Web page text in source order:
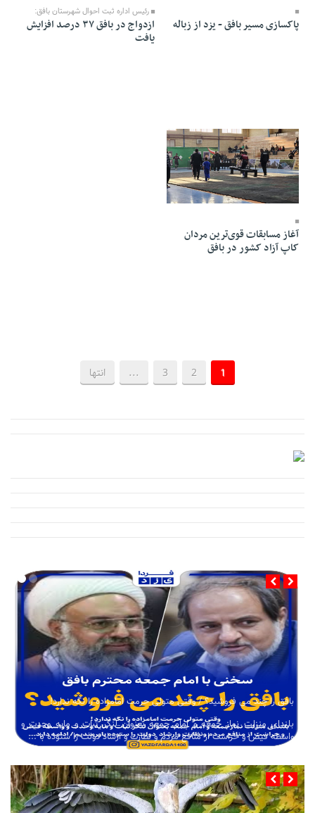
پاکسازی مسیر بافق - یزد از زباله
رئیس اداره ثبت احوال شهرستان بافق:
ازدواج در بافق ۳۷ درصد افزایش
یافت
17 Dey 1404 - 11:36
آغاز مسابقات قوی‌ترین مردان
کاپ آزاد کشور در بافق
1
2
3
... انتها
بافق را چند می فروشید؟ / وقتی متولی حرمت امامزاده را نگه ندارد!
بلندای منزلت نماز جمعه و امام جمعه بعنوان لنگر ثبات و مایه وحدت و
واسطه فیض و حراست از منافع مردم و نظارت و ارشاد دولت را ستوده با ...